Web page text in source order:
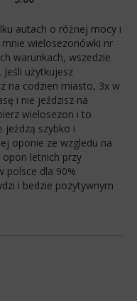
autach o różnej mocy i
wielosezonówki nr
warunkach, wszedzie
użytkujesz
na codzien miasto, 3x w
i nie jeździsz na
wielosezon i to
jeżdzą szybko i
oponie ze wzgledu na
opon letnich przy
polsce dla 90%
i bedzie pozytywnym